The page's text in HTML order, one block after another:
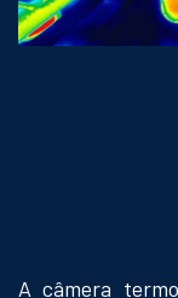
A câmera